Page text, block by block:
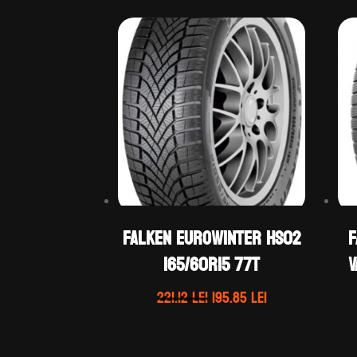
Falken EUROWINTER HS02
165/60R15 77T
221.12leiPrețul
195.85leiPrețul